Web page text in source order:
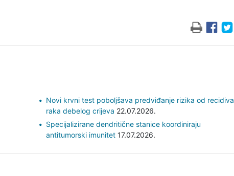
Novi krvni test poboljšava predviđanje rizika od recidiva
raka debelog crijeva 22.07.2026.
Specijalizirane dendritične stanice koordiniraju
antitumorski imunitet 17.07.2026.